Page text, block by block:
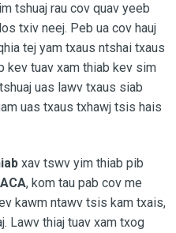
tshuaj rau cov quav yeeb
txiv neej. Peb ua cov hauj
tej yam txaus ntshai txaus
kev tuav xam thiab kev sim
uas lawv txaus siab
uas txaus txhawj tsis hais
xav tswv yim thiab pib
, kom tau pab cov me
kawm ntawv tsis kam txais,
Lawv thiaj tuav xam txog